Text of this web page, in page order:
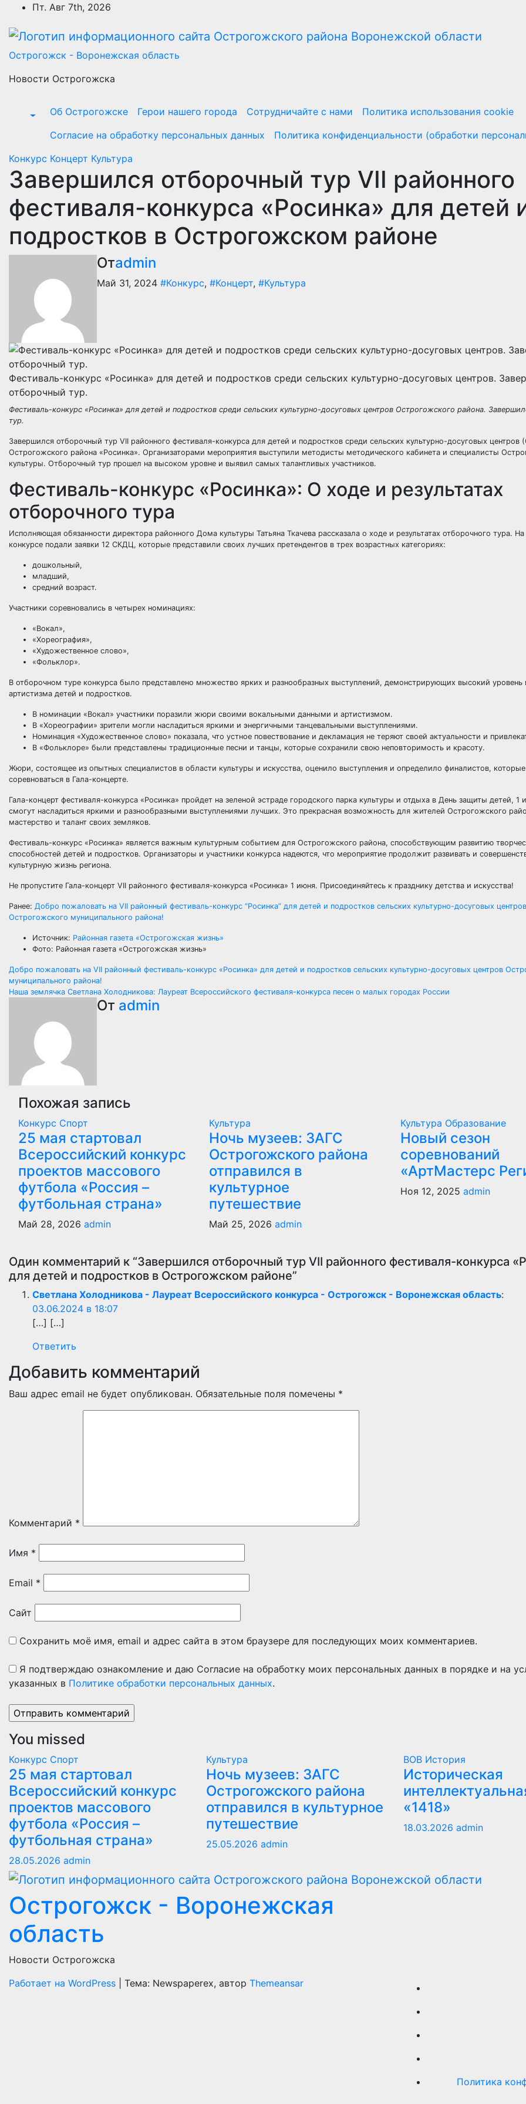
Перейти
содержимому
Пт. Авг 7th, 2026
Острогожск - Воронежская область
Новости Острогожска
Об Острогожске Герои нашего города Сотрудничайте с нами
Политика использования cookie
Согласие на обработку персональных данных
Политика конфиденциальности (обработки
Конкурс Концерт Культура
Завершился отборочный тур VII районного
фестиваля-конкурса «Росинка» для детей
подростков в Острогожском районе
Отadmin
Май 31, 2024 #Конкурс, #Концерт, #Культура
Фестиваль-конкурс «Росинка» для детей и подростков среди сельских культурно-досуговых центров.
отборочный тур.
Фестиваль-конкурс «Росинка» для детей и подростков среди сельских культурно-досуговых центров Острогожского района.
тур.
Завершился отборочный тур VII районного фестиваля-конкурса для детей и подростков среди сельских культурно-досуговых центров
Острогожского района «Росинка». Организаторами мероприятия выступили методисты методического кабинета и специалисты
культуры. Отборочный тур прошел на высоком уровне и выявил самых талантливых участников.
Фестиваль-конкурс «Росинка»: О ходе и результатах
отборочного тура
Исполняющая обязанности директора районного Дома культуры Татьяна Ткачева рассказала о ходе и результатах отборочного тура. На
конкурсе подали заявки 12 СКДЦ, которые представили своих лучших претендентов в трех возрастных категориях:
дошкольный,
младший,
средний возраст.
Участники соревновались в четырех номинациях:
«Вокал»,
«Хореография»,
«Художественное слово»,
«Фольклор».
В отборочном туре конкурса было представлено множество ярких и разнообразных выступлений, демонстрирующих высокий уровень
артистизма детей и подростков.
В номинации «Вокал» участники поразили жюри своими вокальными данными и артистизмом.
В «Хореографии» зрители могли насладиться яркими и энергичными танцевальными выступлениями.
Номинация «Художественное слово» показала, что устное повествование и декламация не теряют своей актуальности и
В «Фольклоре» были представлены традиционные песни и танцы, которые сохранили свою неповторимость и красоту.
Жюри, состоящее из опытных специалистов в области культуры и искусства, оценило выступления и определило финалистов,
соревноваться в Гала-концерте.
Гала-концерт фестиваля-конкурса «Росинка» пройдет на зеленой эстраде городского парка культуры и отдыха в День защиты детей, 1
смогут насладиться яркими и разнообразными выступлениями лучших. Это прекрасная возможность для жителей Острогожского
мастерство и талант своих земляков.
Фестиваль-конкурс «Росинка» является важным культурным событием для Острогожского района, способствующим развитию
способностей детей и подростков. Организаторы и участники конкурса надеются, что мероприятие продолжит развивать и
культурную жизнь региона.
Не пропустите Гала-концерт VII районного фестиваля-конкурса «Росинка» 1 июня. Присоединяйтесь к празднику детства и искусства!
Ранее: Добро пожаловать на VII районный фестиваль-конкурс “Росинка” для детей и подростков сельских культурно-досуговых центров
Острогожского муниципального района!
Источник: Районная газета «Острогожская жизнь»
Фото: Районная газета «Острогожская жизнь»
Навигация
по
записям
Добро пожаловать на VII районный фестиваль-конкурс «Росинка» для детей и подростков сельских культурно-досуговых центров
муниципального района!
Наша землячка Светлана Холодникова: Лауреат Всероссийского фестиваля-конкурса песен о малых городах России
От admin
Похожая запись
Конкурс Спорт
25 мая стартовал
Всероссийский конкурс
проектов массового
футбола «Россия –
футбольная страна»
Май 28, 2026 admin
Культура
Ночь музеев: ЗАГС
Острогожского района
отправился в
культурное
путешествие
Май 25, 2026admin
Культура Образование
Новый сезон
соревнований
«АртМастерс
Ноя 12, 2025 admin
Один комментарий к “Завершился отборочный тур VII районного фестиваля-конкурса
для детей и подростков в Острогожском районе”
Светлана Холодникова - Лауреат Всероссийского конкурса - Острогожск - Воронежская область:
03.06.2024 в 18:07
[…] […]
Ответить
Добавить комментарий
Ваш адрес email не будет опубликован. Обязательные поля помечены *
Комментарий *
Имя *
Email *
Сайт
Сохранить моё имя, email и адрес сайта в этом браузере для последующих моих комментариев.
Я подтверждаю ознакомление и даю Согласие на обработку моих персональных данных в порядке и на
указанных в Политике обработки персональных данных.
You missed
Конкурс Спорт
25 мая стартовал
Всероссийский конкурс
проектов массового
футбола «Россия –
футбольная страна»
28.05.2026 admin
Культура
Ночь музеев: ЗАГС
Острогожского района
отправился в культурное
путешествие
25.05.2026 admin
ВОВ История
Историческая
«1418»
18.03.2026 admin
Острогожск - Воронежская
область
Новости Острогожска
Работает на WordPress
Тема: Newspaperex, автор Themeansar
Политика